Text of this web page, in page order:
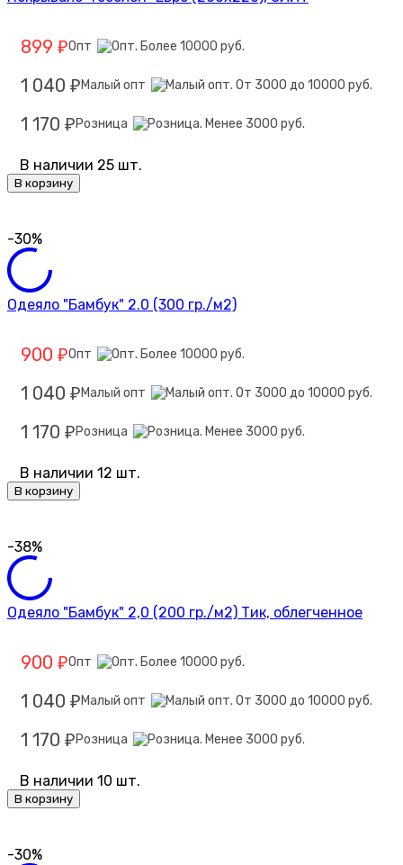
899 ₽Опт
1 040 ₽ Малый опт
1 170 ₽ Розница
В наличии 25 шт.
В корзину
-30%
Одеяло "Бамбук" 2.0 (300 гр./м2)
900 ₽Опт
1 040 ₽ Малый опт
1 170 ₽ Розница
В наличии 12 шт.
В корзину
-38%
Одеяло "Бамбук" 2,0 (200 гр./м2) Тик, облегченное
900 ₽Опт
1 040 ₽ Малый опт
1 170 ₽ Розница
В наличии 10 шт.
В корзину
-30%